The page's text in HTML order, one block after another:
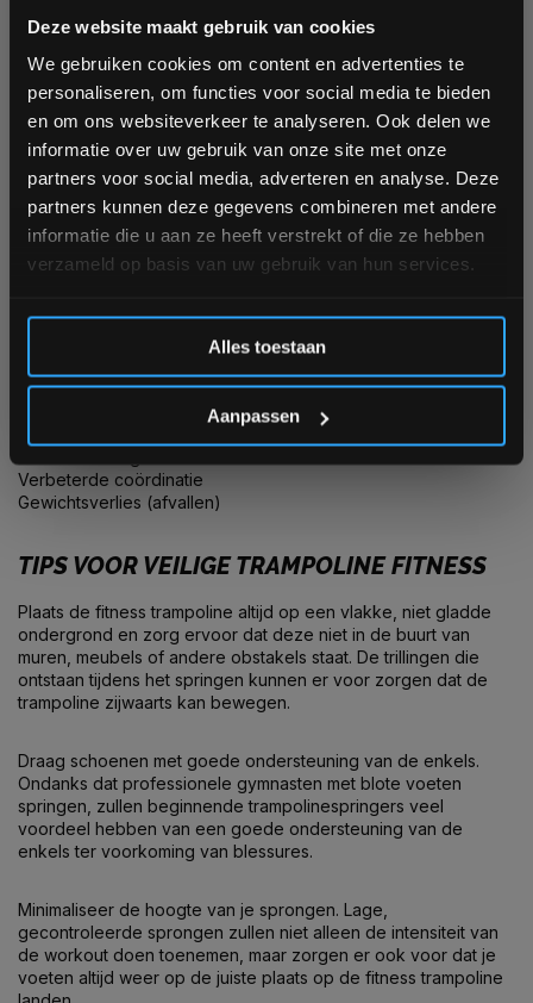
Deze website maakt gebruik van cookies
We gebruiken cookies om content en advertenties te
personaliseren, om functies voor social media te bieden
en om ons websiteverkeer te analyseren. Ook delen we
informatie over uw gebruik van onze site met onze
partners voor social media, adverteren en analyse. Deze
partners kunnen deze gegevens combineren met andere
informatie die u aan ze heeft verstrekt of die ze hebben
verzameld op basis van uw gebruik van hun services.
Alles toestaan
Aanpassen
atleten werken en trampoline fitness onderdeel van de training
maken.
Laagdrempelig:een interessante studie toonde aan dat,
hoewel de hartslag van de testgroep stijgt naarmate men
sneller gaat springen, dat men echter niet het gevoel had een
zware inspanning te leveren. Dit maakt duidelijk dat springen
op een fitness trampoline ervaren wordt als makkelijker en
leuker dan andere vormen van cardio fitness op traditionele
genoeg om trampoline fitness in je workout toe te passen:
Verbeterde coördinatie
Gewichtsverlies (afvallen)
TIPS VOOR VEILIGE TRAMPOLINE FITNESS
Plaats de fitness trampoline altijd op een vlakke, niet gladde
ondergrond en zorg ervoor dat deze niet in de buurt van
muren, meubels of andere obstakels staat. De trillingen die
ontstaan tijdens het springen kunnen er voor zorgen dat de
trampoline zijwaarts kan bewegen.
Draag schoenen met goede ondersteuning van de enkels.
Ondanks dat professionele gymnasten met blote voeten
springen, zullen beginnende trampolinespringers veel
voordeel hebben van een goede ondersteuning van de
enkels ter voorkoming van blessures.
Minimaliseer de hoogte van je sprongen. Lage,
gecontroleerde sprongen zullen niet alleen de intensiteit van
de workout doen toenemen, maar zorgen er ook voor dat je
voeten altijd weer op de juiste plaats op de fitness trampoline
Bam! 5% korting op je volgende
bestelling
Schrijf je in voor onze nieuwsbrief om op de hoogte te
blijven over onze nieuwe producten, deals en meer
interessante info. Ontvang 5% korting op je eerstvolgende
aankoop! 😀
Inschrijven
*Verzendkosten vallen buiten de korting